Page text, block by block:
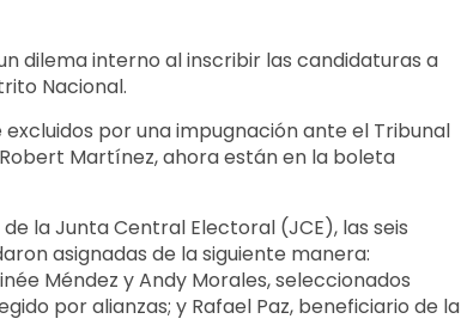
dilema interno al inscribir las candidaturas a
Nacional.
excluidos por una impugnación ante el Tribunal
Martínez, ahora están en la boleta
la Junta Central Electoral (JCE), las seis
asignadas de la siguiente manera:
Méndez y Andy Morales, seleccionados
por alianzas; y Rafael Paz, beneficiario de la